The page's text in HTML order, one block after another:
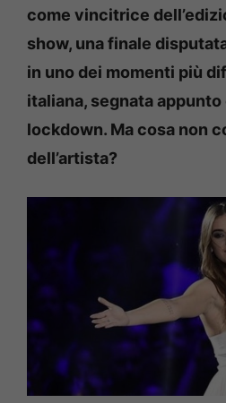
come vincitrice
show, una finale
in uno dei momenti più
italiana, segnata appunto
lockdown. Ma cosa non
dell’artista?